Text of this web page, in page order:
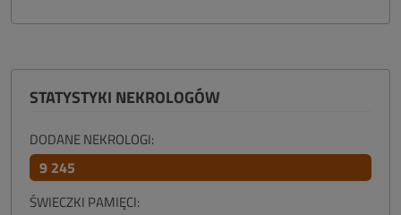
STATYSTYKI NEKROLOGÓW
DODANE NEKROLOGI:
9 245
ŚWIECZKI PAMIĘCI: